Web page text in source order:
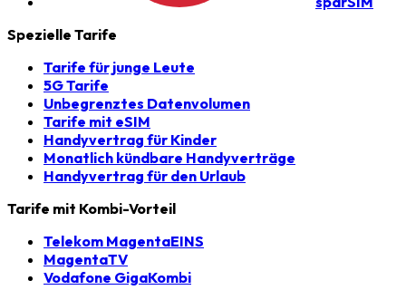
Spezielle Tarife
Tarife für junge Leute
5G Tarife
Unbegrenztes Datenvolumen
Tarife mit eSIM
Handyvertrag für Kinder
Monatlich kündbare Handyverträge
Handyvertrag für den Urlaub
Tarife mit Kombi-Vorteil
Telekom MagentaEINS
MagentaTV
Vodafone GigaKombi